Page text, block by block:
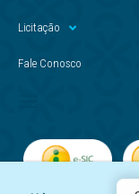
Licitação
Fale Conosco